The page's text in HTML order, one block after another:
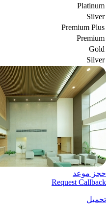
Platinum
Silver
Premium Plus
Premium
Gold
Silver
حجز موعد
Request Callback
تحميل